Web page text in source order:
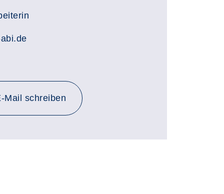
Mail an n.lehmann@kvhs-abi.de
schreiben